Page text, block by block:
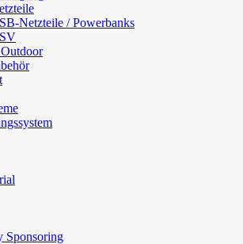
Netzteile / Powerbanks
Sponsoring